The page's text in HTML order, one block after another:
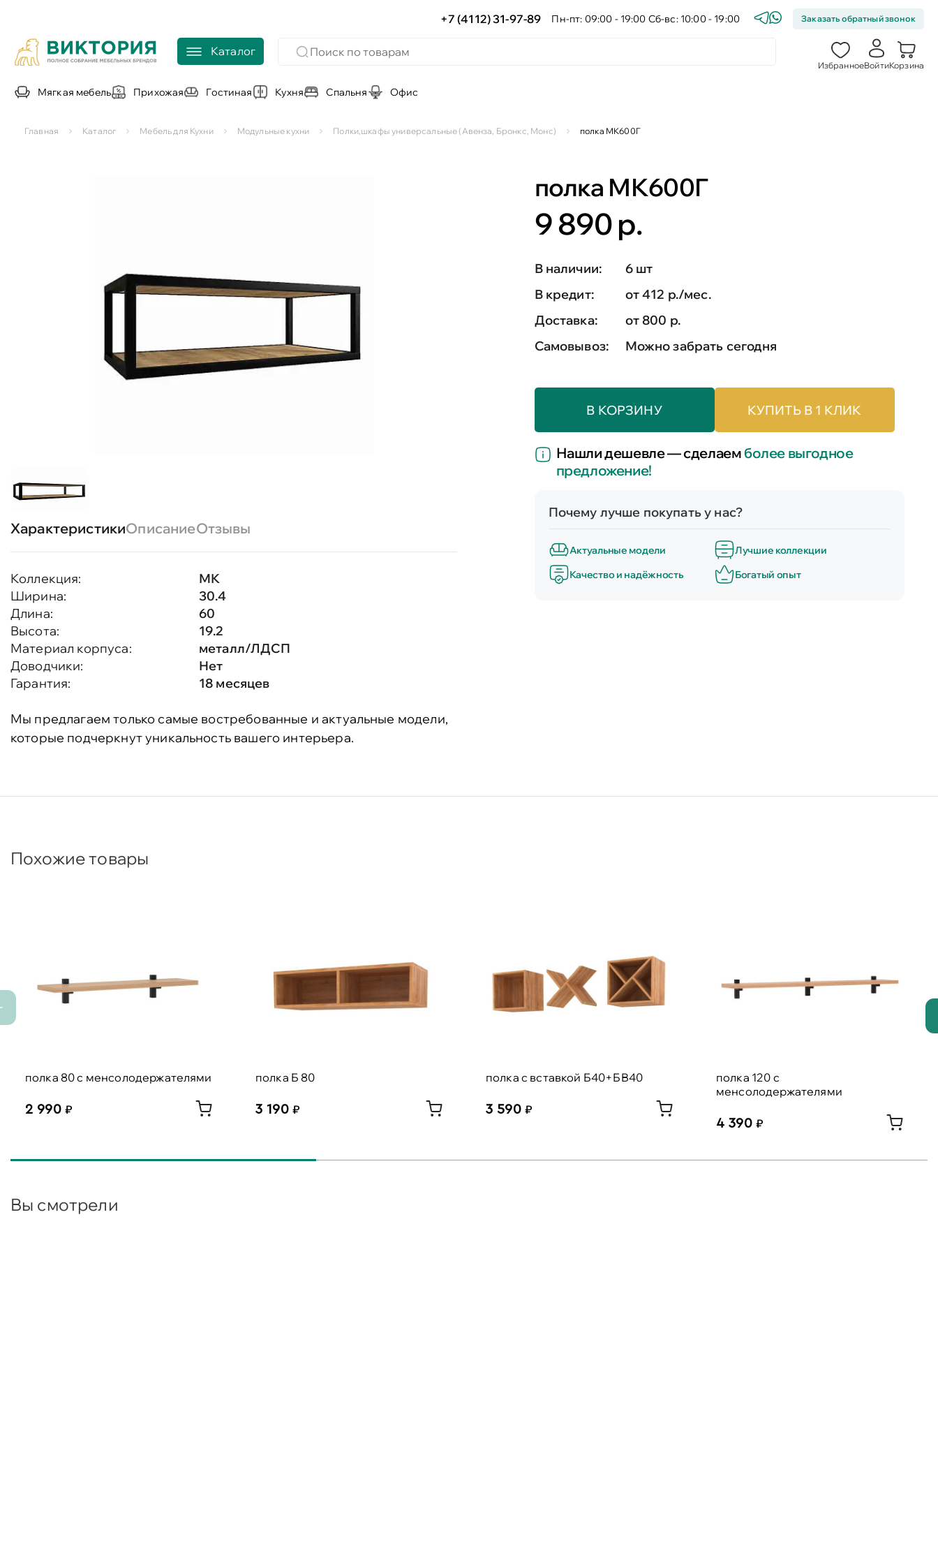
+7 (4112) 31-97-89 Пн-пт: 09:00 - 19:00 Сб-вс: 10:00 - 19:00 Заказать обратный звонок
Каталог
ИзбранноеВойтиКорзина
Мягкая мебель Прихожая Гостиная Кухня Спальня Офис
Главная Каталог Мебель для Кухни Модульные кухни Полки,шкафы универсальные (Авенза, Бронкс, Монс) полка МК600Г
ХарактеристикиОписаниеОтзывы
Коллекция:
МК
Ширина:
30.4
Длина:
60
Высота:
19.2
Материал корпуса:
металл/ЛДСП
Доводчики:
Нет
Гарантия:
18 месяцев
Мы предлагаем только самые востребованные и актуальные модели,
которые подчеркнут уникальность вашего интерьера.
полка МК600Г
9 890 р.
В наличии:
6 шт
В кредит:
от 412 р./мес.
Доставка:
от 800 р.
Самовывоз:
Можно забрать сегодня
В КОРЗИНУ КУПИТЬ В 1 КЛИК
Нашли дешевле — сделаемболее выгодное
предложение!
Почему лучше покупать у нас?
Актуальные модели
Лучшие коллекции
Качество и надёжность
Богатый опыт
Похожие товары
полка 80 с менсолодержателями
2 990
полка Б 80
3 190
полка с вставкой Б40+БВ40
3 590
полка 120 с
менсолодержателями
4 390
Вы смотрели